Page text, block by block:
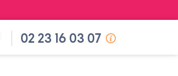
02 23 16 03 07